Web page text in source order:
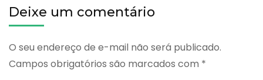
Deixe um comentário
O seu endereço de e-mail não será publicado.
Campos obrigatórios são marcados com *